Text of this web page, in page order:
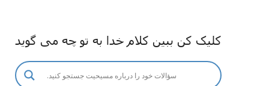
کلیک کن ببین کلام خدا به تو چه می گوید